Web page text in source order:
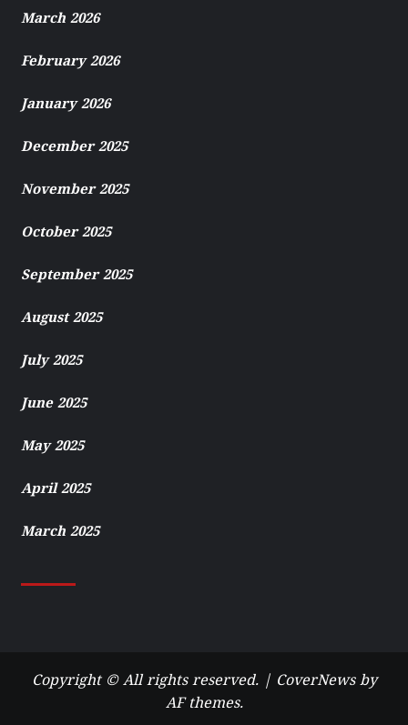
March 2026
February 2026
January 2026
December 2025
November 2025
October 2025
September 2025
August 2025
July 2025
June 2025
May 2025
April 2025
March 2025
Copyright © All rights reserved. | CoverNewsby
AF themes.